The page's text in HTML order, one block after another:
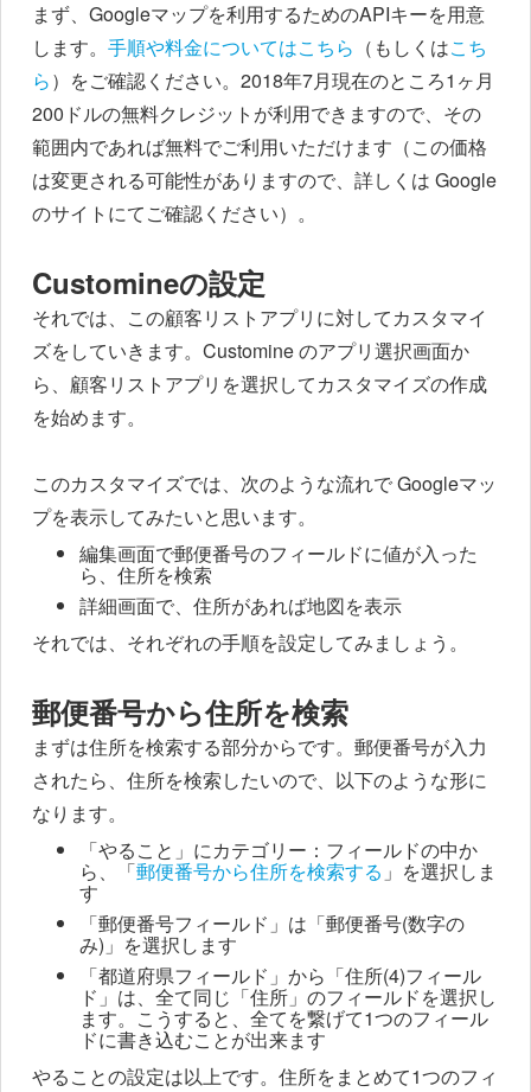
まず、Googleマップを利用するためのAPIキーを用意
します。 手順や料金についてはこちら （もしくはこち
ら）をご確認ください。2018年7月現在のところ1ヶ月
200ドルの無料クレジットが利用できますので、その
範囲内であれば無料でご利用いただけます（この価格
は変更される可能性がありますので、詳しくは Google
のサイトにてご確認ください）。
Customineの設定
それでは、この顧客リストアプリに対してカスタマイ
ズをしていきます。Customine のアプリ選択画面か
ら、顧客リストアプリを選択してカスタマイズの作成
を始めます。
このカスタマイズでは、次のような流れで Googleマッ
プを表示してみたいと思います。
編集画面で郵便番号のフィールドに値が入った
ら、住所を検索
詳細画面で、住所があれば地図を表示
それでは、それぞれの手順を設定してみましょう。
郵便番号から住所を検索
まずは住所を検索する部分からです。郵便番号が入力
されたら、住所を検索したいので、以下のような形に
なります。
「やること」にカテゴリー：フィールドの中か
ら、「郵便番号から住所を検索する 」を選択しま
す
「郵便番号フィールド」は「郵便番号(数字の
み)」を選択します
「都道府県フィールド」から「住所(4)フィール
ド」は、全て同じ「住所」のフィールドを選択し
ます。こうすると、全てを繋げて1つのフィール
ドに書き込むことが出来ます
やることの設定は以上です。住所をまとめて1つのフィ